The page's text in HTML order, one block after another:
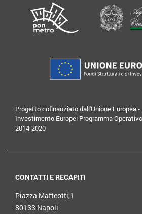
Progetto cofinanziato dall'Unione Europea
Investimento Europei Programma
2014-2020
CONTATTI E RECAPITI
Piazza Matteotti,1
80133 Napoli